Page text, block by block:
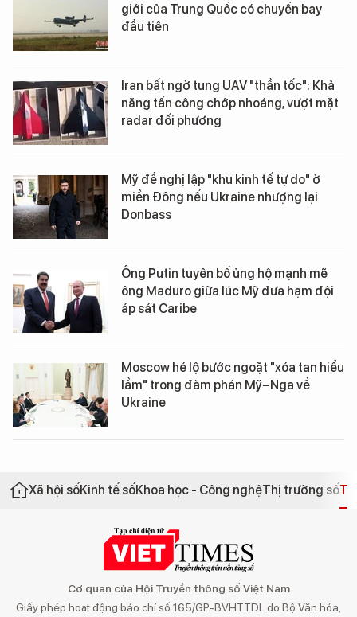
giới của Trung Quốc có chuyến bay
đầu tiên
Iran bất ngờ tung UAV "thần tốc": Khả
năng tấn công chớp nhoáng, vượt mặt
radar đối phương
Mỹ đề nghị lập "khu kinh tế tự do" ở
miền Đông nếu Ukraine nhượng lại
Donbass
Ông Putin tuyên bố ủng hộ mạnh mẽ
ông Maduro giữa lúc Mỹ đưa hạm đội
áp sát Caribe
Moscow hé lộ bước ngoặt "xóa tan hiểu
lầm" trong đàm phán Mỹ–Nga về
Ukraine
Xã hội sốKinh tế sốKhoa học - Công nghệThị trường số
Cơ quan của Hội Truyền thông số Việt Nam
Giấy phép hoạt động báo chí số 165/GP-BVHTTDL do Bộ Văn hóa,